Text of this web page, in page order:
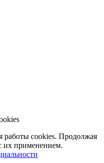
работы cookies. Продолжая
их применением.